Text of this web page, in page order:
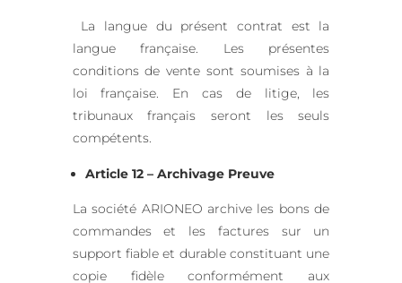
La langue du présent contrat est la
langue française. Les présentes
conditions de vente sont soumises à la
loi française. En cas de litige, les
tribunaux français seront les seuls
compétents.
Article 12 – Archivage Preuve
La société ARIONEO archive les bons de
commandes et les factures sur un
support fiable et durable constituant une
copie fidèle conformément aux